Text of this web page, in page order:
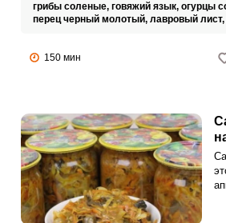
грибы соленые, говяжий язык, огурцы
перец черный молотый, лавровый лист,
150 мин